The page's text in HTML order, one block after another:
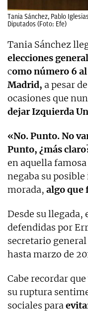
Tania Sánchez, Pablo
Diputados (Foto: Efe)
Tania Sánchez
elecciones
como número 6
Madrid, a pesar
ocasiones que
dejar Izquierda
«No. Punto. No
Punto, ¿más
en aquella
negaba su
morada, algo que
Desde su llegada,
defendidas por
secretario
hasta marzo de
Cabe recordar
su ruptura
sociales para